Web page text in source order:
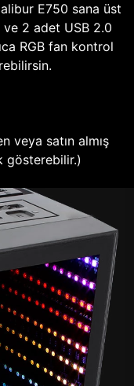
E750 sana üst
2 adet USB 2.0
RGB fan kontrol
veya satın almış
gösterebilir.)